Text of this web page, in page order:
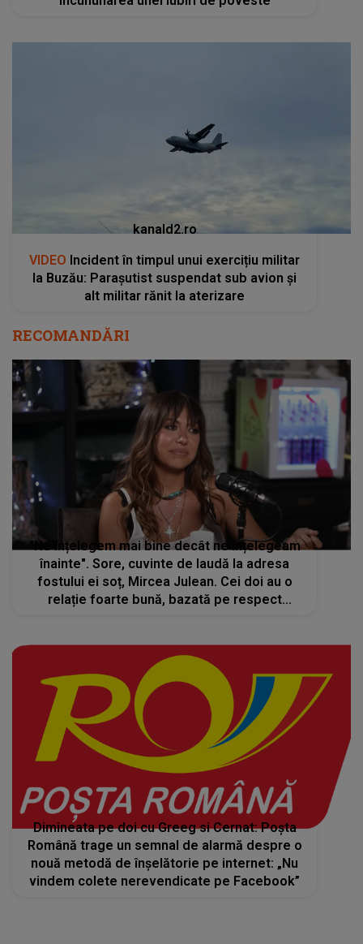
kanald2.ro
VIDEO Incident în timpul unui exercițiu militar
la Buzău: Parașutist suspendat sub avion și
alt militar rănit la aterizare
RECOMANDĂRI
"Ne înțelegem mai bine decât ne înțelegeam
înainte". Sore, cuvinte de laudă la adresa
fostului ei soț, Mircea Julean. Cei doi au o
relație foarte bună, bazată pe respect
Dimineata pe doi cu Greeg si Cernat: Poșta
Română trage un semnal de alarmă despre o
nouă metodă de înșelătorie pe internet: „Nu
vindem colete nerevendicate pe Facebook”